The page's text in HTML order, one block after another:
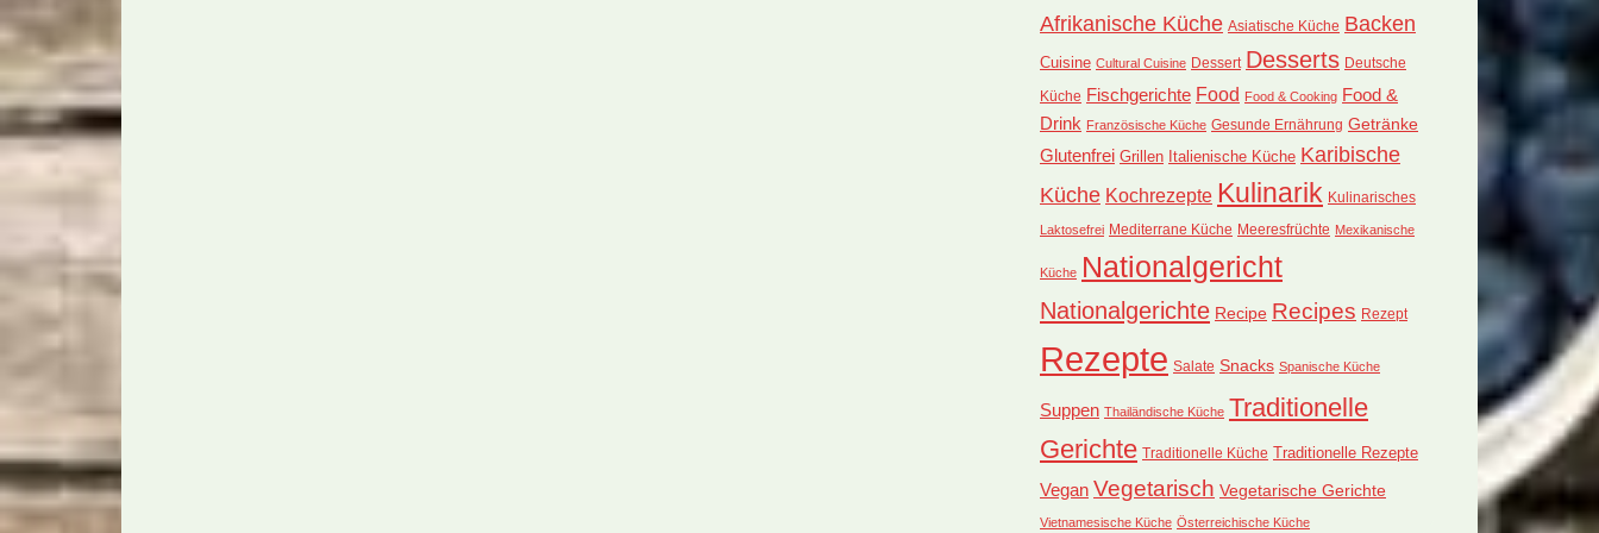
Afrikanische Küche Asiatische Küche Backen
Cuisine Cultural Cuisine Dessert Desserts Deutsche
Küche Fischgerichte Food Food & Cooking Food &
Drink Französische Küche Gesunde Ernährung Getränke
Glutenfrei Grillen Italienische Küche Karibische
Küche Kochrezepte Kulinarik Kulinarisches
Laktosefrei Mediterrane Küche Meeresfrüchte Mexikanische
Küche Nationalgericht
Nationalgerichte Recipe Recipes Rezept
Rezepte Salate Snacks Spanische Küche
Suppen Thailändische Küche Traditionelle
Gerichte Traditionelle Küche Traditionelle Rezepte
Vegan Vegetarisch Vegetarische Gerichte
Vietnamesische Küche Österreichische Küche